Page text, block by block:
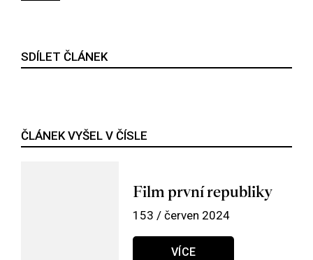
SDÍLET ČLÁNEK
ČLÁNEK VYŠEL V ČÍSLE
Film první republiky
153 / červen 2024
VÍCE